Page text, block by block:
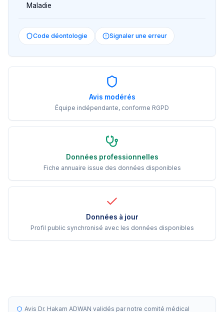
Maladie
Code déontologie Signaler une erreur
Avis modérés
Équipe indépendante, conforme RGPD
Données professionnelles
Fiche annuaire issue des données disponibles
Données à jour
Profil public synchronisé avec les données disponibles
Avis Dr. Hakam ADWAN validés par notre comité médical